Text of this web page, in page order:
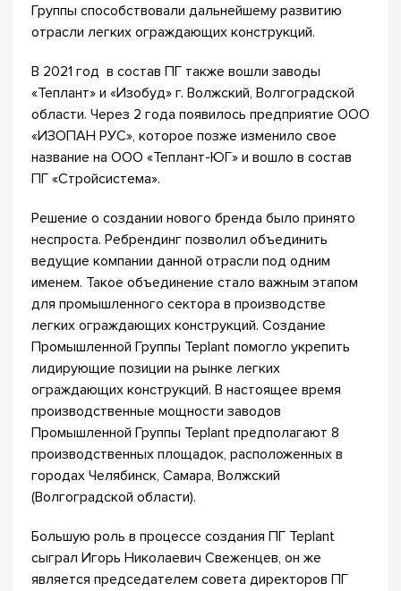
Группы способствовали дальнейшему развитию
отрасли легких ограждающих конструкций.
В 2021 год в состав ПГ также вошли заводы
«Теплант» и «Изобуд» г. Волжский, Волгоградской
области. Через 2 года появилось предприятие ООО
«ИЗОПАН РУС», которое позже изменило свое
название на ООО «Теплант-ЮГ» и вошло в состав
ПГ «Стройсистема».
Решение о создании нового бренда было принято
неспроста. Ребрендинг позволил объединить
ведущие компании данной отрасли под одним
именем. Такое объединение стало важным этапом
для промышленного сектора в производстве
легких ограждающих конструкций. Создание
Промышленной Группы Teplant помогло укрепить
лидирующие позиции на рынке легких
ограждающих конструкций. В настоящее время
производственные мощности заводов
Промышленной Группы Teplant предполагают 8
производственных площадок, расположенных в
городах Челябинск, Самара, Волжский
(Волгоградской области).
Большую роль в процессе создания ПГ Teplant
сыграл Игорь Николаевич Свеженцев, он же
является председателем совета директоров ПГ